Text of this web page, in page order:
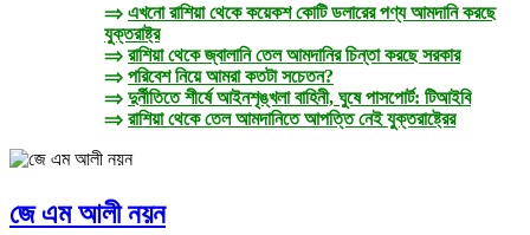
⇒ এখনো রাশিয়া থেকে কয়েকশ কোটি ডলারের পণ্য আমদানি করছে
যুক্তরাষ্ট্র
⇒ রাশিয়া থেকে জ্বালানি তেল আমদানির চিন্তা করছে সরকার
⇒ পরিবেশ নিয়ে আমরা কতটা সচেতন?
⇒ দুর্নীতিতে শীর্ষে আইনশৃঙ্খলা বাহিনী, ঘুষে পাসপোর্ট: টিআইবি
⇒ রাশিয়া থেকে তেল আমদানিতে আপত্তি নেই যুক্তরাষ্ট্রের
জে এম আলী নয়ন